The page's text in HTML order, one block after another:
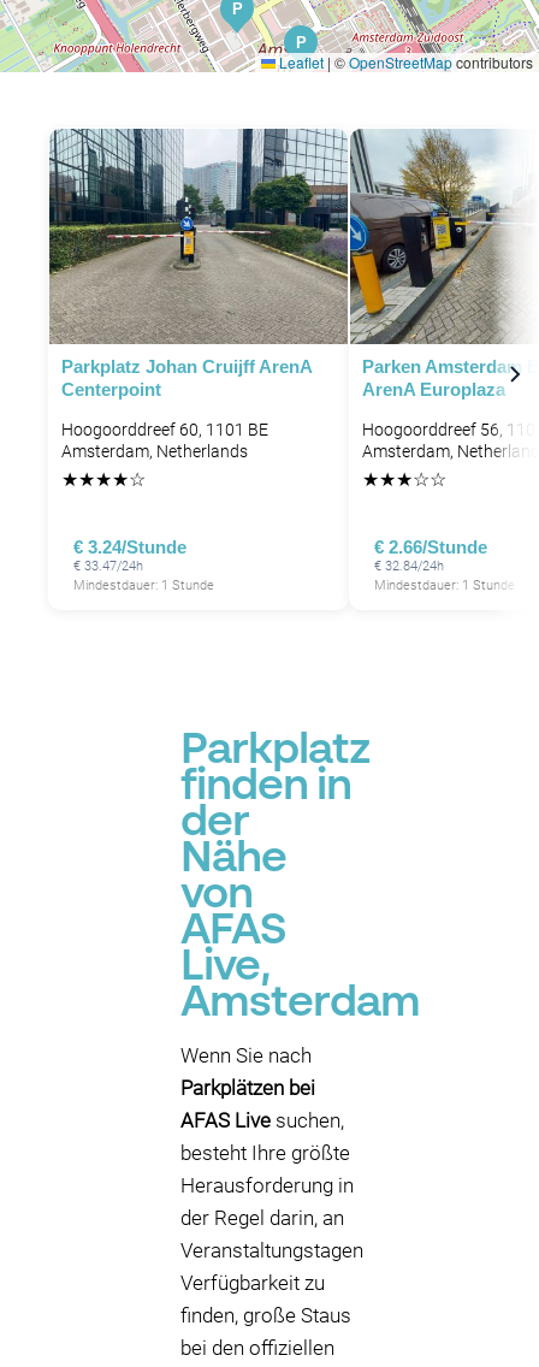
P
P
P
Leaflet |©OpenStreetMapcontributors
Parkplatz Johan Cruijff ArenA
Centerpoint
Hoogoorddreef 60, 1101 BE
Amsterdam, Netherlands
★★★★☆
€ 3.24/Stunde
€ 33.47/24h
Mindestdauer: 1 Stunde
Parken Amsterdam
ArenA Europlaza
Hoogoorddreef 56,
Amsterdam,
★★★☆☆
€ 2.66/Stunde
€ 32.84/24h
Mindestdauer: 1 Stunde
Parkplatz
finden in
der
Nähe
von
AFAS
Live,
Amsterdam
Wenn Sie nach
Parkplätzen bei
AFAS Live suchen,
besteht Ihre größte
Herausforderung in
der Regel darin, an
Veranstaltungstagen
Verfügbarkeit zu
finden, große Staus
bei den offiziellen